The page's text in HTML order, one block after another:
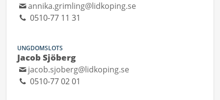
annika.grimling@lidkoping.se
0510-77 11 31
UNGDOMSLOTS
Jacob Sjöberg
jacob.sjoberg@lidkoping.se
0510-77 02 01